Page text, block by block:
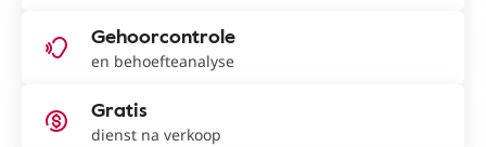
Gehoorcontrole
en behoefteanalyse
Gratis
dienst na verkoop